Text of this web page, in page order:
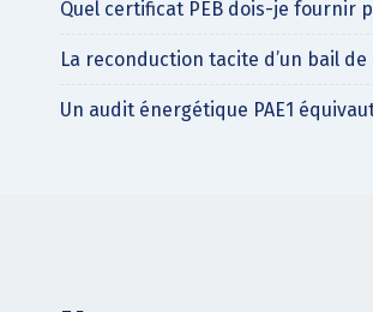
Quel certificat PEB dois-je fournir
La reconduction tacite d’un bail
Un audit énergétique PAE1